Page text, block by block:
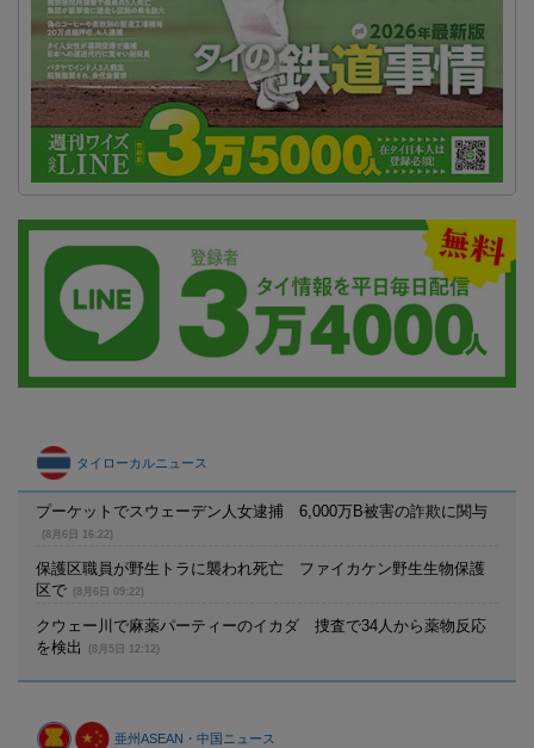
タイローカルニュース
プーケットでスウェーデン人女逮捕 6,000万B被害の詐欺に関与
(8月6日 16:22)
保護区職員が野生トラに襲われ死亡 ファイカケン野生生物保護
区で
(8月6日 09:22)
クウェー川で麻薬パーティーのイカダ 捜査で34人から薬物反応
を検出
(8月5日 12:12)
亜州ASEAN・中国ニュース